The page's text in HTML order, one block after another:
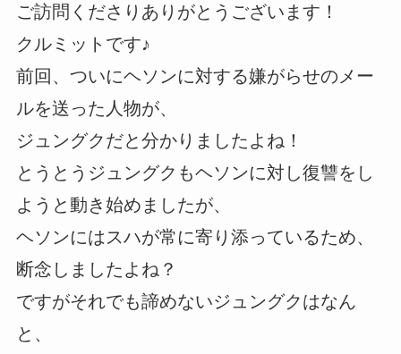
ご訪問くださりありがとうございます！
クルミットです♪
前回、ついにヘソンに対する嫌がらせのメー
ルを送った人物が、
ジュングクだと分かりましたよね！
とうとうジュングクもヘソンに対し復讐をし
ようと動き始めましたが、
ヘソンにはスハが常に寄り添っているため、
断念しましたよね？
ですがそれでも諦めないジュングクはなん
と、